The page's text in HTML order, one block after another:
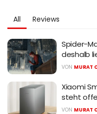
All Reviews
Spider-
deshalb
VON MURAT
Xiaomi
steht
VON MURAT